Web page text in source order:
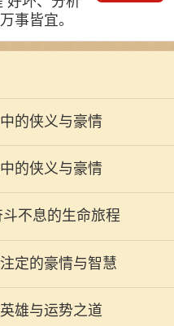
事皆宜。
的侠义与豪情
的侠义与豪情
不息的生命旅程
定的豪情与智慧
雄与运势之道